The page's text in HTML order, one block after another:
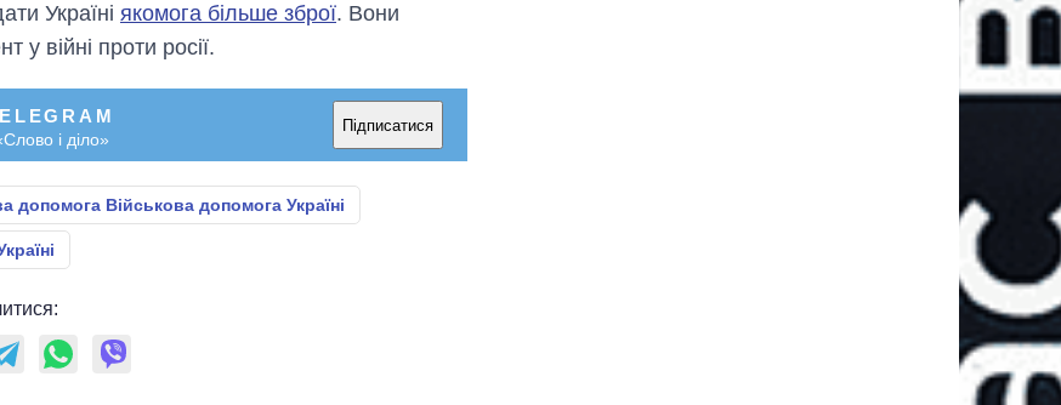
Україні якомога більше зброї. Вони
війні проти росії.
і діло»
Підписатися
допомога Військова допомога Україні